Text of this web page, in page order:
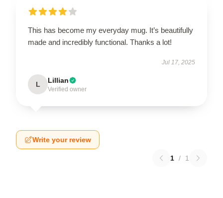
This has become my everyday mug. It’s beautifully
made and incredibly functional. Thanks a lot!
Jul 17, 2025
L Lillian
Verified owner
Write your review
1 / 1